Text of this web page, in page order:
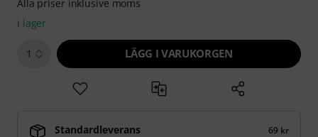
Alla priser inklusive moms
i lager
1 LÄGG I VARUKORGEN
Standardleverans
69 kr